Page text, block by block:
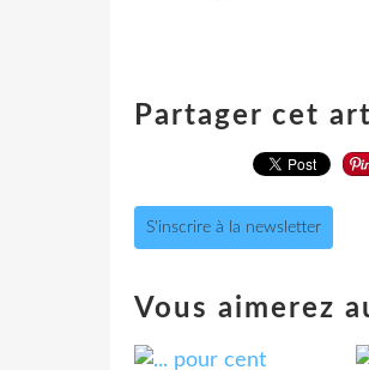
Partager cet
S'inscrire à la newsletter
Vous aimerez